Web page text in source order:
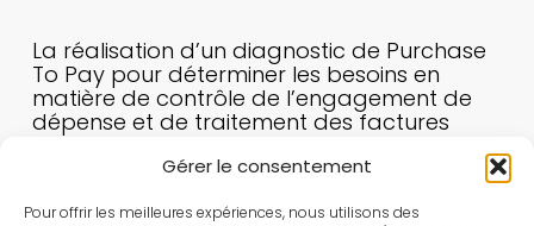
Gérer le consentement
Pour offrir les meilleures expériences, nous utilisons des
La réalisation d’un diagnostic de Purchase
To Pay pour déterminer les besoins en
matière de contrôle de l’engagement de
dépense et de traitement des factures
fournisseur notamment dans la pespective
de la législation 2024 sur le e-invoicing et le